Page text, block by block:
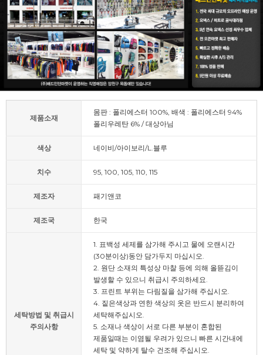
제품소재
몸판 : 폴리에스터 100%, 배색 : 폴리에스터 94%
폴리우레탄 6% / 대상아님
색상 네이비/아이보리/L.블루
치수 95, 100, 105, 110, 115
제조자 패기앤코
제조국 한국
세탁방법 및 취급시
주의사항
1. 표백성 세제를 삼가해 주시고 물에 오랜시간
(30분이상)동안 담가두지 마십시오.
2. 원단 소재의 특성상 마찰 등에 의해 올뜯김이
발생할 수 있으니 취급시 주의하세요.
3. 프린트 부위는 다림질을 삼가해 주십시오.
4. 짙은색상과 연한 색상의 옷은 반드시 분리하여
세탁해주십시오.
5. 소재나 색상이 서로 다른 부분이 혼합된
제품일때는 이염될 우려가 있으니 빠른 시간내에
세탁 및 약하게 탈수 건조해 주십시오.